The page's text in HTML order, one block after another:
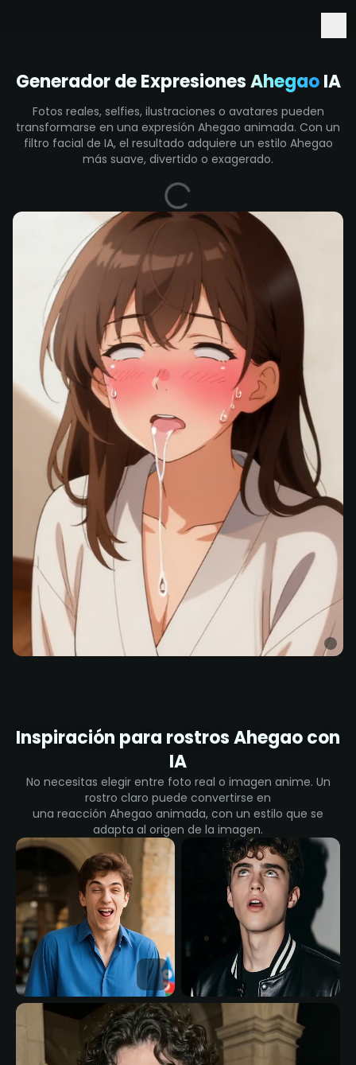
Generador de ExpresionesAhegaoIA
Fotos reales, selfies, ilustraciones o avatares pueden
transformarse en una expresión Ahegao animada. Con un
filtro facial de IA, el resultado adquiere un estilo Ahegao
más suave, divertido o exagerado.
Inspiración para rostros Ahegao con
IA
No necesitas elegir entre foto real o imagen anime. Un
rostro claro puede convertirse en
una reacción Ahegao animada, con un estilo que se
adapta al origen de la imagen.